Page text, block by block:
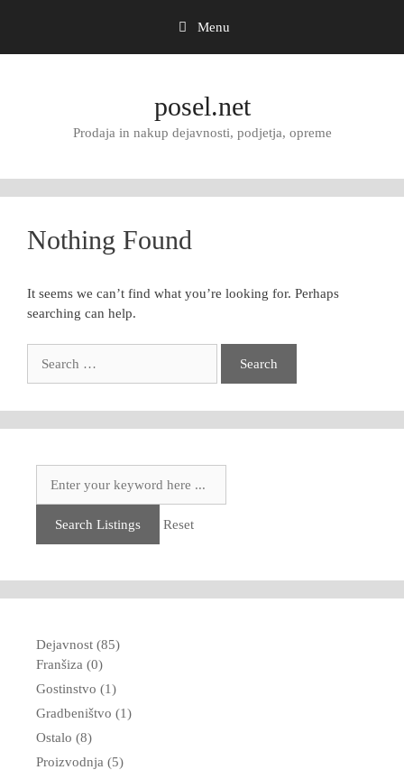
Menu
posel.net
Prodaja in nakup dejavnosti, podjetja, opreme
Nothing Found
It seems we can’t find what you’re looking for. Perhaps
searching can help.
for:
Search Listings Reset
Dejavnost (85)
Franšiza (0)
Gostinstvo (1)
Gradbeništvo (1)
Ostalo (8)
Proizvodnja (5)